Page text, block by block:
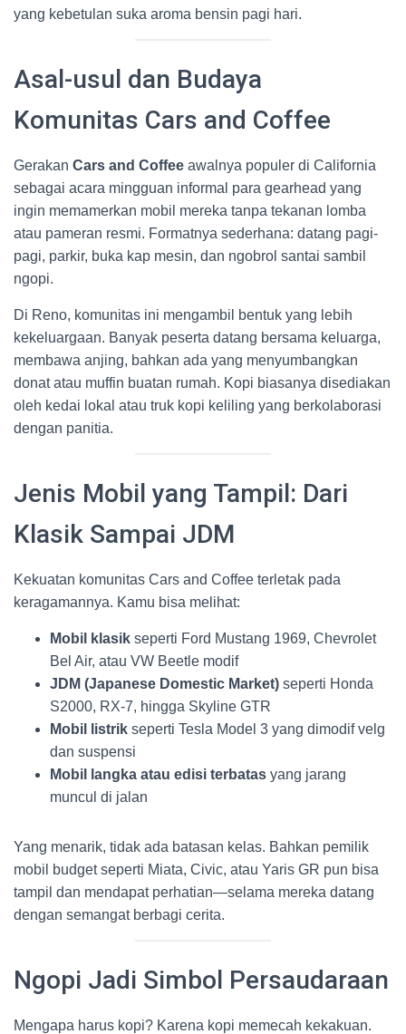
yang kebetulan suka aroma bensin pagi hari.
Asal-usul dan Budaya
Komunitas Cars and Coffee
Gerakan Cars and Coffee awalnya populer di California
sebagai acara mingguan informal para gearhead yang
ingin memamerkan mobil mereka tanpa tekanan lomba
atau pameran resmi. Formatnya sederhana: datang pagi-
pagi, parkir, buka kap mesin, dan ngobrol santai sambil
ngopi.
Di Reno, komunitas ini mengambil bentuk yang lebih
kekeluargaan. Banyak peserta datang bersama keluarga,
membawa anjing, bahkan ada yang menyumbangkan
donat atau muffin buatan rumah. Kopi biasanya disediakan
oleh kedai lokal atau truk kopi keliling yang berkolaborasi
dengan panitia.
Jenis Mobil yang Tampil: Dari
Klasik Sampai JDM
Kekuatan komunitas Cars and Coffee terletak pada
keragamannya. Kamu bisa melihat:
Mobil klasik seperti Ford Mustang 1969, Chevrolet
Bel Air, atau VW Beetle modif
JDM (Japanese Domestic Market) seperti Honda
S2000, RX-7, hingga Skyline GTR
Mobil listrik seperti Tesla Model 3 yang dimodif velg
dan suspensi
Mobil langka atau edisi terbatas yang jarang
muncul di jalan
Yang menarik, tidak ada batasan kelas. Bahkan pemilik
mobil budget seperti Miata, Civic, atau Yaris GR pun bisa
tampil dan mendapat perhatian—selama mereka datang
dengan semangat berbagi cerita.
Ngopi Jadi Simbol Persaudaraan
Mengapa harus kopi? Karena kopi memecah kekakuan.